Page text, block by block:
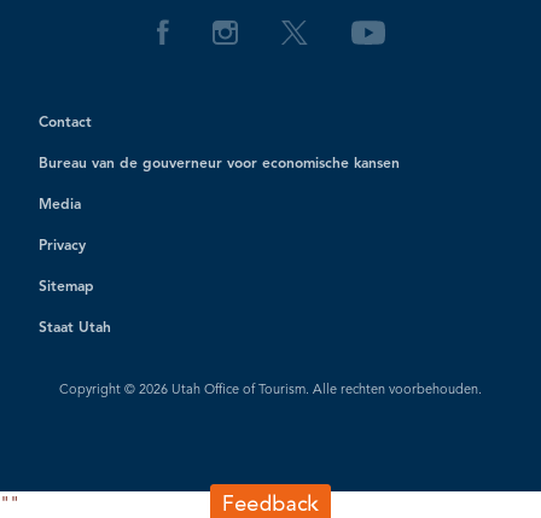
Contact
Bureau van de gouverneur voor economische kansen
Media
Privacy
Sitemap
Staat Utah
Copyright © 2026 Utah Office of Tourism. Alle rechten voorbehouden.
" "